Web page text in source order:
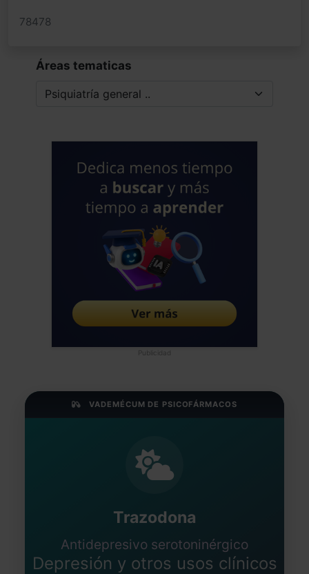
78478
Áreas tematicas
Publicidad
VADEMÉCUM DE PSICOFÁRMACOS
Trazodona
Antidepresivo serotoninérgico
Depresión y otros usos clínicos